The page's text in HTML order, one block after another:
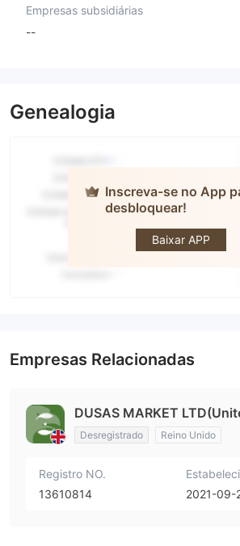
Empresas subsidiárias
--
Genealogia
Inscreva-se no App
desbloquear!
Baixar APP
Cang
Empresas Relacionadas
DUSAS MARKET
Desregistrado Reino Unido
Registro NO.
13610814
2021-09-